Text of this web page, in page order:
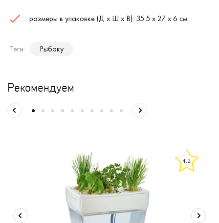
размеры в упаковке (Д х Ш х В): 35.5 х 27 х 6 см.
Теги: Рыбаку
Рекомендуем
4.2